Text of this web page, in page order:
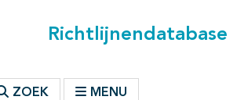
Richtlijnendatabase
ZOEK MENU